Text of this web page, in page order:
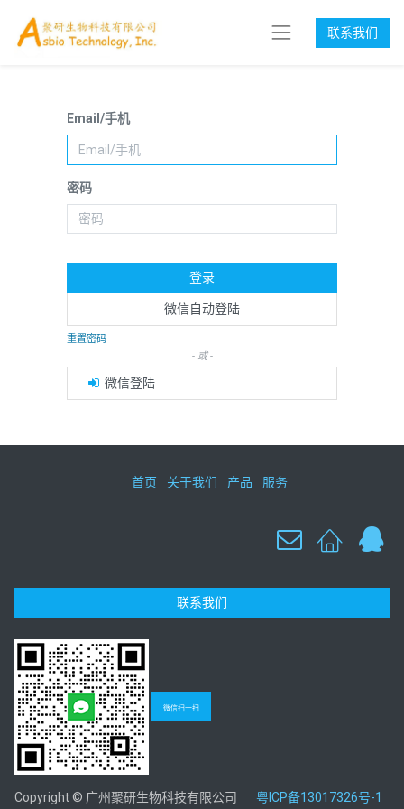
联系我们
Email/手机
密码
登录
微信自动登陆
重置密码
- 或 -
微信登陆
首页 关于我们 产品 服务
联系我们
微信扫一扫
Copyright © 广州聚研生物科技有限公司 粤ICP备13017326号-1